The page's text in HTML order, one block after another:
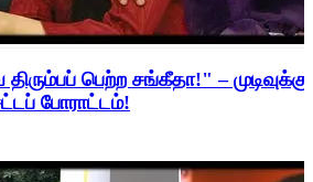
பெற்ற சங்கீதா!" –
போராட்டம்!